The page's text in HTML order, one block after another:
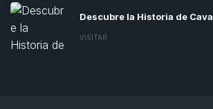
Descubre la Historia de Cava
VISITAR